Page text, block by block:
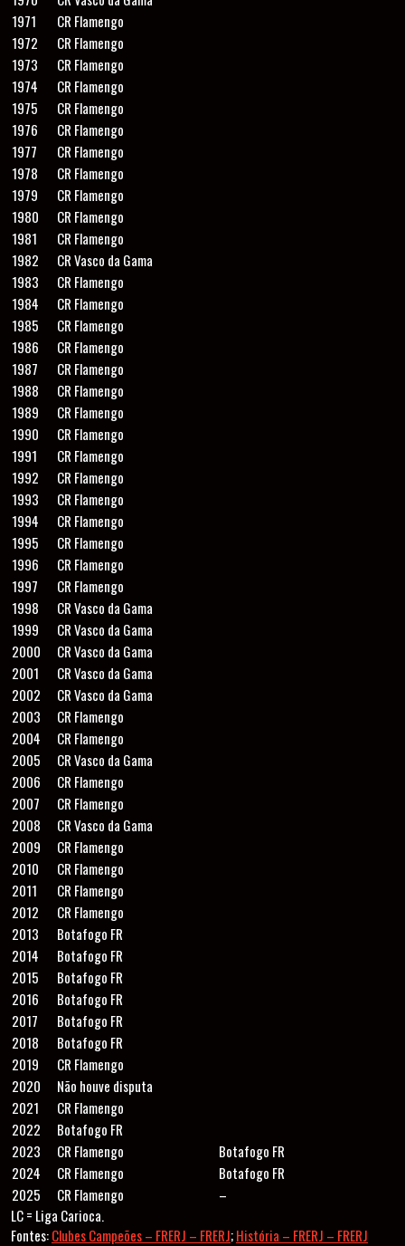
1971
CR Flamengo
1972
CR Flamengo
1973
CR Flamengo
1974
CR Flamengo
1975
CR Flamengo
1976
CR Flamengo
1977
CR Flamengo
1978
CR Flamengo
1979
CR Flamengo
1980
CR Flamengo
1981
CR Flamengo
1982
CR Vasco da Gama
1983
CR Flamengo
1984
CR Flamengo
1985
CR Flamengo
1986
CR Flamengo
1987
CR Flamengo
1988
CR Flamengo
1989
CR Flamengo
1990
CR Flamengo
1991
CR Flamengo
1992
CR Flamengo
1993
CR Flamengo
1994
CR Flamengo
1995
CR Flamengo
1996
CR Flamengo
1997
CR Flamengo
1998
CR Vasco da Gama
1999
CR Vasco da Gama
2000
CR Vasco da Gama
2001
CR Vasco da Gama
2002
CR Vasco da Gama
2003
CR Flamengo
2004
CR Flamengo
2005
CR Vasco da Gama
2006
CR Flamengo
2007
CR Flamengo
2008
CR Vasco da Gama
2009
CR Flamengo
2010
CR Flamengo
2011
CR Flamengo
2012
CR Flamengo
2013
Botafogo FR
2014
Botafogo FR
2015
Botafogo FR
2016
Botafogo FR
2017
Botafogo FR
2018
Botafogo FR
2019
CR Flamengo
2020
Não houve disputa
2021
CR Flamengo
2022
Botafogo FR
2023
CR Flamengo
Botafogo FR
2024
CR Flamengo
Botafogo FR
2025
CR Flamengo
–
LC = Liga Carioca.
Fontes:Clubes Campeões – FRERJ – FRERJ;História – FRERJ – FRERJ